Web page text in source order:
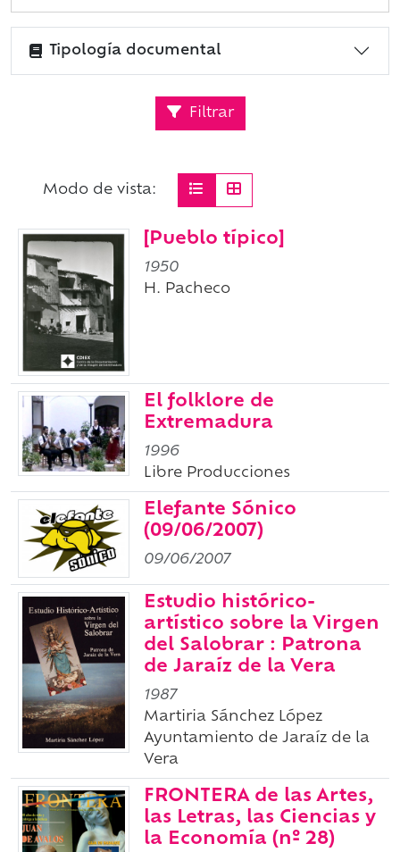
Tipología documental
Filtrar
Modo de vista:
[Pueblo típico]
1950
H. Pacheco
El folklore de
Extremadura
1996
Libre Producciones
Elefante Sónico
(09/06/2007)
09/06/2007
Estudio histórico-
artístico sobre la Virgen
del Salobrar : Patrona
de Jaraíz de la Vera
1987
Martiria Sánchez López
Ayuntamiento de Jaraíz de la
Vera
FRONTERA de las Artes,
las Letras, las Ciencias y
la Economía (nº 28)